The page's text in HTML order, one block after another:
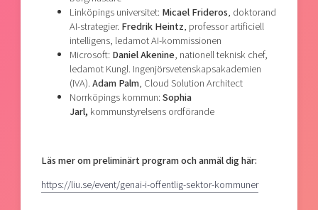
Linköpings universitet: Micael Frideros, doktorand
AI-strategier. Fredrik Heintz, professor artificiell
intelligens, ledamot AI-kommissionen
Microsoft: Daniel Akenine, nationell teknisk chef,
ledamot Kungl. Ingenjörsvetenskapsakademien
(IVA).Adam Palm, Cloud Solution Architect
Norrköpings kommun:Sophia
Jarl, kommunstyrelsens ordförande
Läs mer om preliminärt program och anmäl dig här:
https://liu.se/event/genai-i-offentlig-sektor-kommuner